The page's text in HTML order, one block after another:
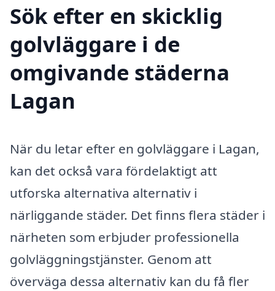
Sök efter en skicklig
golvläggare i de
omgivande städerna
Lagan
När du letar efter en golvläggare i Lagan,
kan det också vara fördelaktigt att
utforska alternativa alternativ i
närliggande städer. Det finns flera städer i
närheten som erbjuder professionella
golvläggningstjänster. Genom att
överväga dessa alternativ kan du få fler